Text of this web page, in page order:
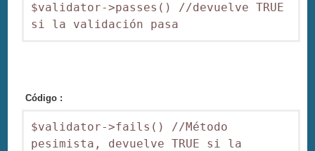
$validator->passes() //devuelve TRUE
si la validación pasa
Código :
$validator->fails() //Método
pesimista, devuelve TRUE si la